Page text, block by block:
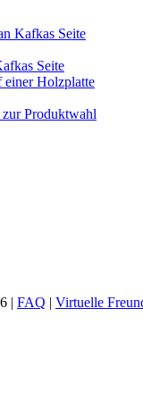
Seite
Produktwahl
| FAQ | Virtuelle